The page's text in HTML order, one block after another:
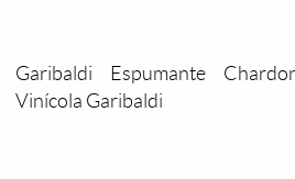
Garibaldi Espumante
Vinícola Garibaldi